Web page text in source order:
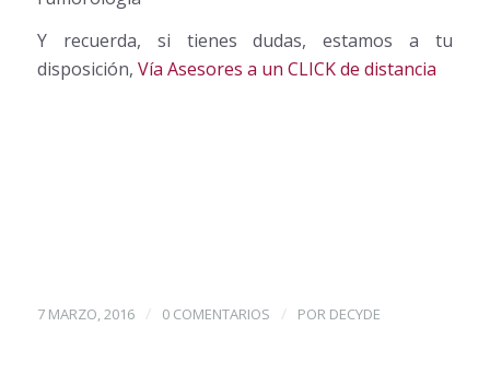
Y recuerda, si tienes dudas, estamos a tu
disposición, Vía Asesores a un CLICK de distancia
7 MARZO, 2016 / 0 COMENTARIOS / POR DECYDE